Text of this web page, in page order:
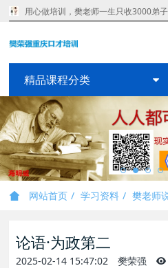
用心做培训，樊老师一生只收3000弟子
精品课程分类
网站首页 学习资料 樊老师
论语·为政第二
2025-02-14 15:47:02 樊荣强